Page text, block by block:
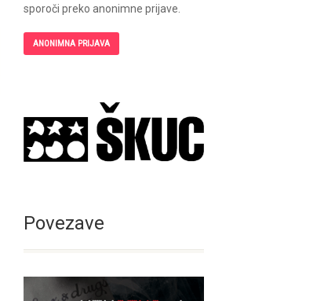
sporoči preko anonimne prijave.
ANONIMNA PRIJAVA
Povezave